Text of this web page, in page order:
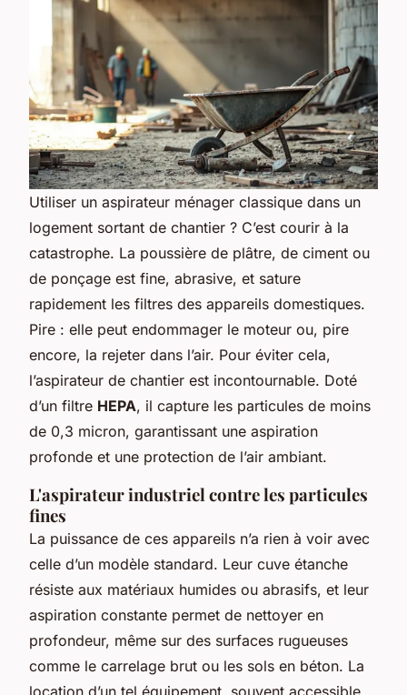
Utiliser un aspirateur ménager classique dans un
logement sortant de chantier ? C’est courir à la
catastrophe. La poussière de plâtre, de ciment ou
de ponçage est fine, abrasive, et sature
rapidement les filtres des appareils domestiques.
Pire : elle peut endommager le moteur ou, pire
encore, la rejeter dans l’air. Pour éviter cela,
l’aspirateur de chantier est incontournable. Doté
d’un filtre HEPA, il capture les particules de moins
de 0,3 micron, garantissant une aspiration
profonde et une protection de l’air ambiant.
L'aspirateur industriel contre les particules
fines
La puissance de ces appareils n’a rien à voir avec
celle d’un modèle standard. Leur cuve étanche
résiste aux matériaux humides ou abrasifs, et leur
aspiration constante permet de nettoyer en
profondeur, même sur des surfaces rugueuses
comme le carrelage brut ou les sols en béton. La